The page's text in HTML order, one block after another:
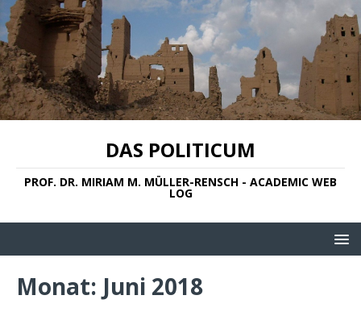
DAS POLITICUM
PROF. DR. MIRIAM M. MÜLLER-RENSCH - ACADEMIC WEB
LOG
Monat: Juni 2018